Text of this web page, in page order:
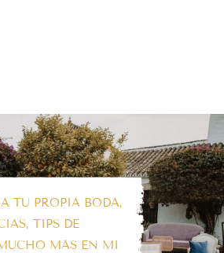
TU PROPIA BODA,
TIPS DE
MÁS EN MI